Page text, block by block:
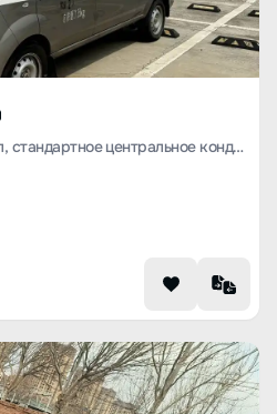
Little Sea Lion X30 2021, 1,5 л, стандартное центральное кондиционирование воздуха, версия EPS, грузовая страна VI SWC15M